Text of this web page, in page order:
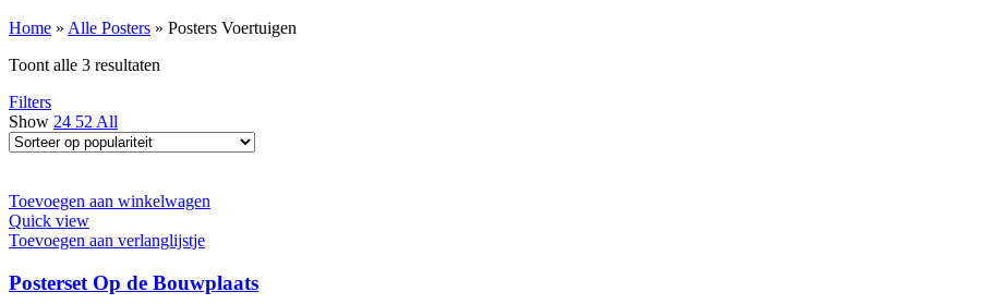
Home » Alle Posters » Posters Voertuigen
Toont alle 3 resultaten
Filters
Show 24 52 All
Toevoegen aan winkelwagen
Quick view
Toevoegen aan verlanglijstje
Posterset Op de Bouwplaats